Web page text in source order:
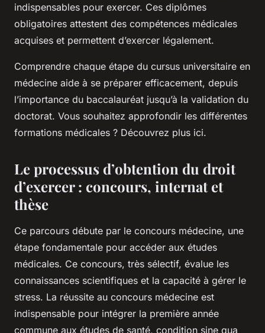
indispensables pour exercer. Ces diplômes
obligatoires attestent des compétences médicales
acquises et permettent d’exercer légalement.
Comprendre chaque étape du cursus universitaire en
médecine aide à se préparer efficacement, depuis
l’importance du baccalauréat jusqu’à la validation du
doctorat. Vous souhaitez approfondir les différentes
formations médicales ? Découvrez plus ici.
Le processus d’obtention du droit
d’exercer : concours, internat et
thèse
Ce parcours débute par le concours médecine, une
étape fondamentale pour accéder aux études
médicales. Ce concours, très sélectif, évalue les
connaissances scientifiques et la capacité à gérer le
stress. La réussite au concours médecine est
indispensable pour intégrer la première année
commune aux études de santé, condition sine qua